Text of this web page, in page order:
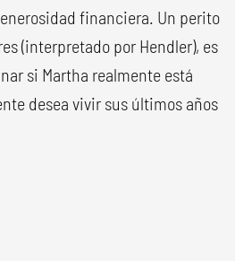
financiera. Un perito
(interpretado por Hendler), es
si Martha realmente está
desea vivir sus últimos años